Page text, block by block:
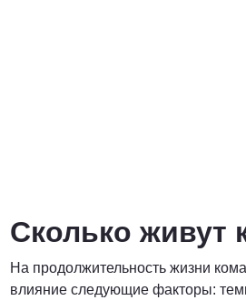
Сколько живут
На продолжительность жизни
влияние следующие факторы: